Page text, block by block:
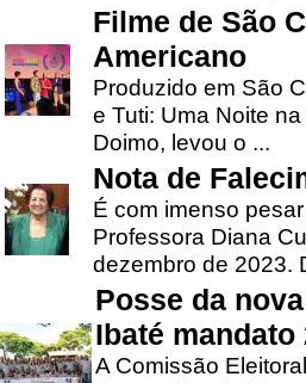
Filme de São
Americano
Produzido em São
e Tuti: Uma Noite
Doimo, levou o ...
Nota de
É com imenso
Professora Diana
dezembro de 2023.
Posse da
Ibaté mandato
A Comissão